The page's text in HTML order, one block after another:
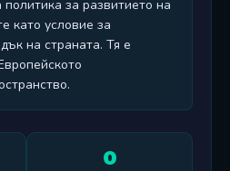
за развитието на
като условие за
на страната. Тя е
0